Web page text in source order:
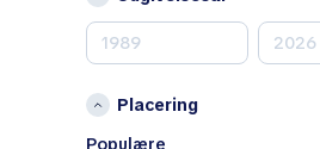
Lexus
Placering
Populære